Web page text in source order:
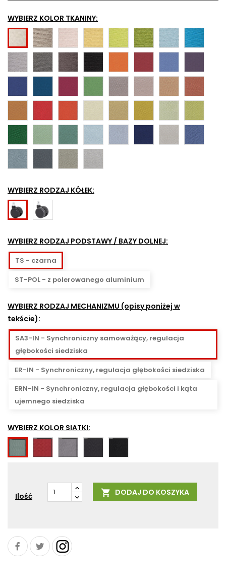
WYBIERZ KOLOR TKANINY:
CSE02 CSE19 CSE03 CSE07 CSE16 CSE20 CSE10
CSE11 CSE13 CSE21 CSE14
CSE23 CSE25 CSE26
CSE31 CSE33 CSE34
CSE35 CSE42
CSE43 CSE45 CSE46
WYBIERZ RODZAJ KÓŁEK:
Kółka
fi-
do
powierzchni
miękkich
ESH60
Kółka
fi-
do
powierzchni
twardych
ESHH60
WYBIERZ RODZAJ PODSTAWY / BAZY DOLNEJ:
TS - czarna
ST-POL - z polerowanego aluminium
WYBIERZ RODZAJ MECHANIZMU (opisy poniżej w
tekście):
SA3-IN - Synchroniczny samoważący, regulacja
głębokości siedziska
ER-IN - Synchroniczny, regulacja głębokości siedziska
ERN-IN - Synchroniczny, regulacja głębokości i kąta
ujemnego siedziska
WYBIERZ KOLOR SIATKI:
Ilość  DODAJ DO KOSZYKA